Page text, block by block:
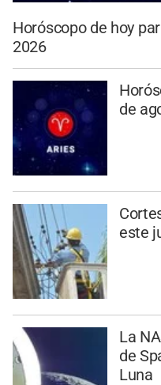
Horóscopo de hoy
2026
de
este
La
de
Luna